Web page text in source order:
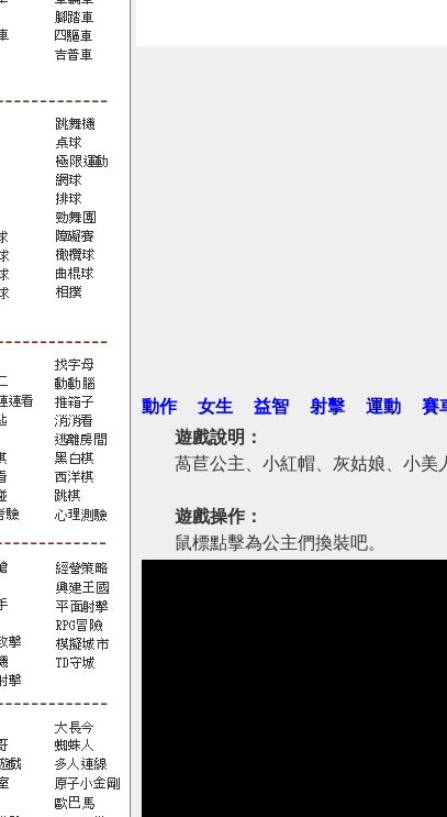
動作 女生 益智 射擊 運動 賽
遊戲說明：
萵苣公主、小紅帽、灰姑娘、小美
遊戲操作：
鼠標點擊為公主們換裝吧。